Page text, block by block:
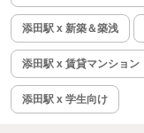
添田駅 x 新築＆築浅
添田駅 x 賃貸マンション
添田駅 x 学生向け